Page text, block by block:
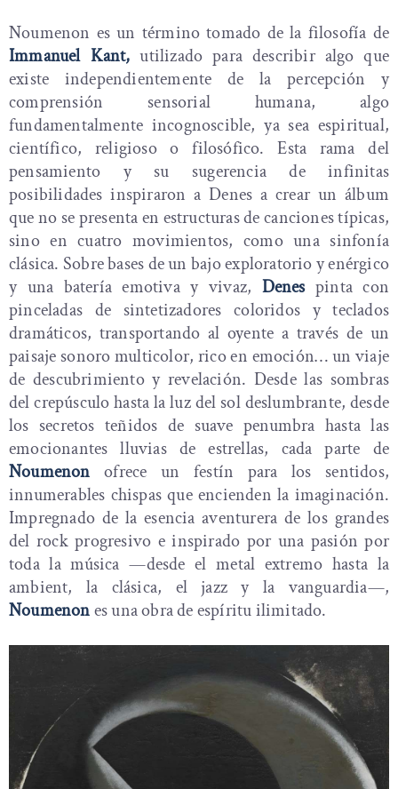
Noumenon es un término tomado de la filosofía de
Immanuel Kant, utilizado para describir algo que
existe independientemente de la percepción y
comprensión sensorial humana, algo
fundamentalmente incognoscible, ya sea espiritual,
científico, religioso o filosófico. Esta rama del
pensamiento y su sugerencia de infinitas
posibilidades inspiraron a Denes a crear un álbum
que no se presenta en estructuras de canciones típicas,
sino en cuatro movimientos, como una sinfonía
clásica. Sobre bases de un bajo exploratorio y enérgico
y una batería emotiva y vivaz, Denespinta con
pinceladas de sintetizadores coloridos y teclados
dramáticos, transportando al oyente a través de un
paisaje sonoro multicolor, rico en emoción… un viaje
de descubrimiento y revelación. Desde las sombras
del crepúsculo hasta la luz del sol deslumbrante, desde
los secretos teñidos de suave penumbra hasta las
emocionantes lluvias de estrellas, cada parte de
Noumenon ofrece un festín para los sentidos,
innumerables chispas que encienden la imaginación.
Impregnado de la esencia aventurera de los grandes
del rock progresivo e inspirado por una pasión por
toda la música —desde el metal extremo hasta la
ambient, la clásica, el jazz y la vanguardia—,
Noumenones una obra de espíritu ilimitado.